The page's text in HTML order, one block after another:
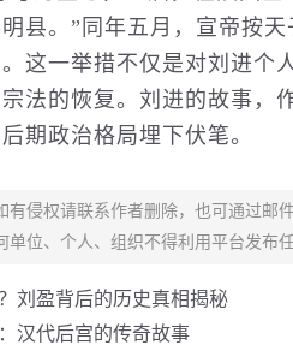
县。”同年五月，宣帝按
这一举措不仅是对刘进个
法的恢复。刘进的故事，
期政治格局埋下伏笔。
有侵权请联系作者删除，也可通过邮
位、个人、组织不得利用平台发布
刘盈背后的历史真相揭秘
汉代后宫的传奇故事